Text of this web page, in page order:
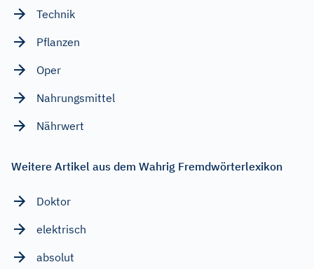
Technik
Pflanzen
Oper
Nahrungsmittel
Nährwert
Weitere Artikel aus dem Wahrig Fremdwörterlexikon
Doktor
elektrisch
absolut